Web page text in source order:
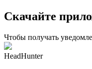
Скачайте
Чтобы получать
HeadHunter